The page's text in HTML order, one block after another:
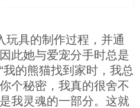
玩具的制作过程，并通
此她与爱宠分手时总是
的熊猫找到家时，我总
个秘密，我真的很舍不
我灵魂的一部分。这就